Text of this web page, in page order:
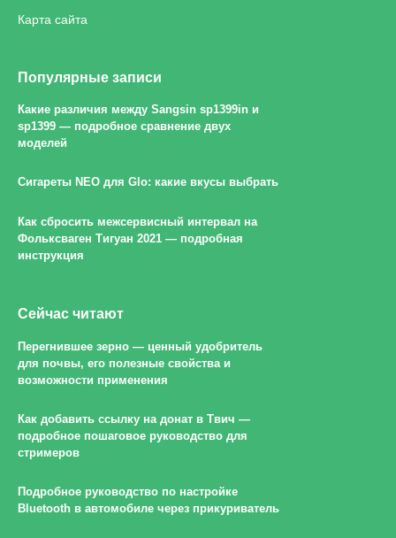
Карта сайта
Популярные записи
Какие различия между Sangsin sp1399in и
sp1399 — подробное сравнение двух
моделей
Сигареты NEO для Glo: какие вкусы выбрать
Как сбросить межсервисный интервал на
Фольксваген Тигуан 2021 — подробная
инструкция
Сейчас читают
Перегнившее зерно — ценный удобритель
для почвы, его полезные свойства и
возможности применения
Как добавить ссылку на донат в Твич —
подробное пошаговое руководство для
стримеров
Подробное руководство по настройке
Bluetooth в автомобиле через прикуриватель